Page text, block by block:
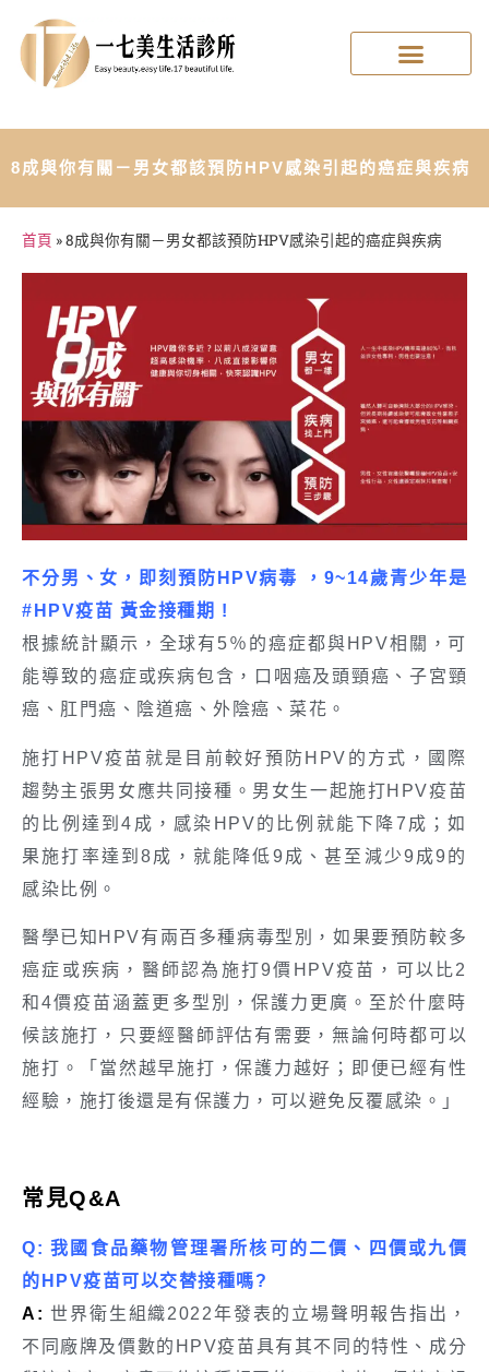
8成與你有關－男女都該預防HPV感染引起的癌症與疾病
首頁 »8成與你有關－男女都該預防HPV感染引起的癌症與疾病
不分男、女，即刻預防HPV病毒 ，9~14歲青少年是
#HPV疫苗 黃金接種期 !
根據統計顯示，全球有5％的癌症都與HPV相關，可
能導致的癌症或疾病包含，口咽癌及頭頸癌、子宮頸
癌、肛門癌、陰道癌、外陰癌、菜花。
施打HPV疫苗就是目前較好預防HPV的方式，國際
趨勢主張男女應共同接種。男女生一起施打HPV疫苗
的比例達到4成，感染HPV的比例就能下降7成；如
果施打率達到8成，就能降低9成、甚至減少9成9的
感染比例。
醫學已知HPV有兩百多種病毒型別，如果要預防較多
癌症或疾病，醫師認為施打9價HPV疫苗，可以比2
和4價疫苗涵蓋更多型別，保護力更廣。至於什麼時
候該施打，只要經醫師評估有需要，無論何時都可以
施打。「當然越早施打，保護力越好；即便已經有性
經驗，施打後還是有保護力，可以避免反覆感染。」
常見Q&A
Q: 我國食品藥物管理署所核可的二價、四價或九價
的HPV疫苗可以交替接種嗎?
A: 世界衛生組織2022年發表的立場聲明報告指出，
不同廠牌及價數的HPV疫苗具有其不同的特性、成分